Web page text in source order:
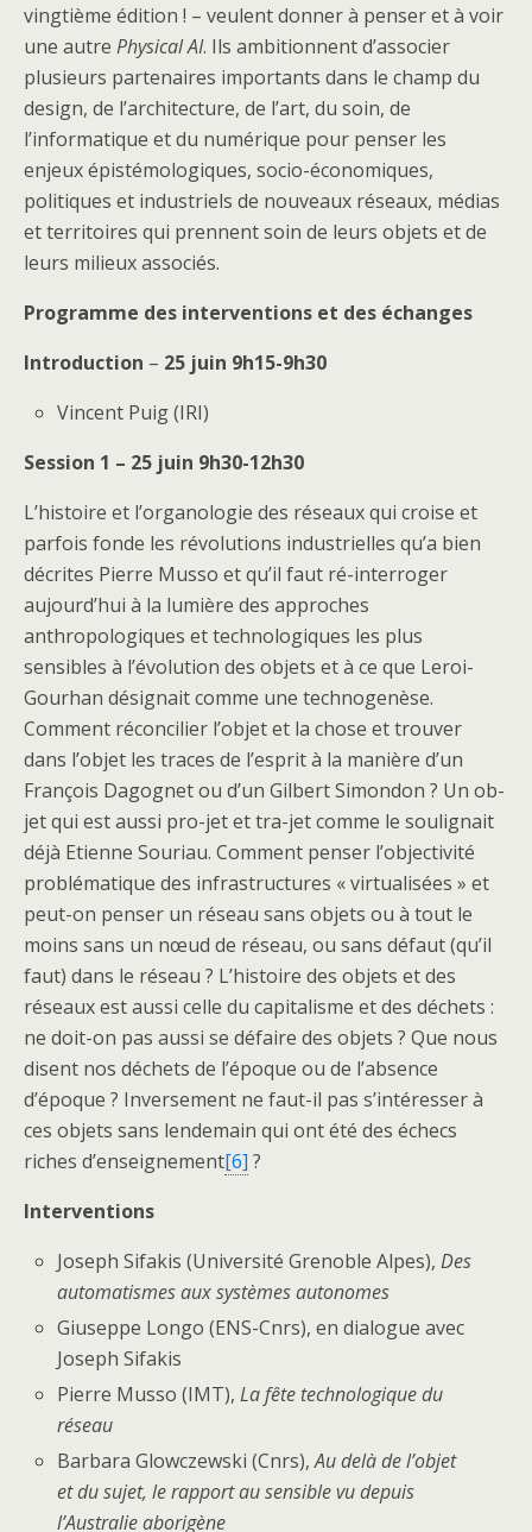
vingtième édition ! – veulent donner à penser et à voir
une autre Physical AI. Ils ambitionnent d’associer
plusieurs partenaires importants dans le champ du
design, de l’architecture, de l’art, du soin, de
l’informatique et du numérique pour penser les
enjeux épistémologiques, socio-économiques,
politiques et industriels de nouveaux réseaux, médias
et territoires qui prennent soin de leurs objets et de
leurs milieux associés.
Programme des interventions et des échanges
Introduction – 25 juin 9h15-9h30
Vincent Puig (IRI)
Session 1 – 25 juin 9h30-12h30
L’histoire et l’organologie des réseaux qui croise et
parfois fonde les révolutions industrielles qu’a bien
décrites Pierre Musso et qu’il faut ré-interroger
aujourd’hui à la lumière des approches
anthropologiques et technologiques les plus
sensibles à l’évolution des objets et à ce que Leroi-
Gourhan désignait comme une technogenèse.
Comment réconcilier l’objet et la chose et trouver
dans l’objet les traces de l’esprit à la manière d’un
François Dagognet ou d’un Gilbert Simondon ? Un ob-
jet qui est aussi pro-jet et tra-jet comme le soulignait
déjà Etienne Souriau. Comment penser l’objectivité
problématique des infrastructures « virtualisées » et
peut-on penser un réseau sans objets ou à tout le
moins sans un nœud de réseau, ou sans défaut (qu’il
faut) dans le réseau ? L’histoire des objets et des
réseaux est aussi celle du capitalisme et des déchets :
ne doit-on pas aussi se défaire des objets ? Que nous
disent nos déchets de l’époque ou de l’absence
d’époque ? Inversement ne faut-il pas s’intéresser à
ces objets sans lendemain qui ont été des échecs
riches d’enseignement[6] ?
Interventions
Joseph Sifakis (Université Grenoble Alpes),Des
automatismes aux systèmes autonomes
Giuseppe Longo (ENS-Cnrs), en dialogue avec
Joseph Sifakis
Pierre Musso (IMT),La fête technologique du
réseau
Barbara Glowczewski (Cnrs),Au delà de l’objet
et du sujet, le rapport au sensible vu depuis
l’Australie aborigène